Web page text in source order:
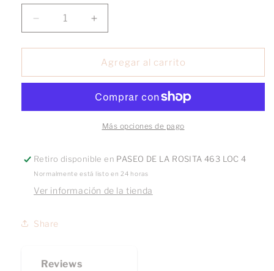
Reducir
cantidad
para
Moño
Aumentar
cantidad
para
Arete
Moño
grande
Agregar al carrito
Más opciones de pago
Retiro disponible en PASEO DE LA ROSITA 463 LOC 4
Normalmente está listo en 24 horas
Ver información de la tienda
Share
Reviews